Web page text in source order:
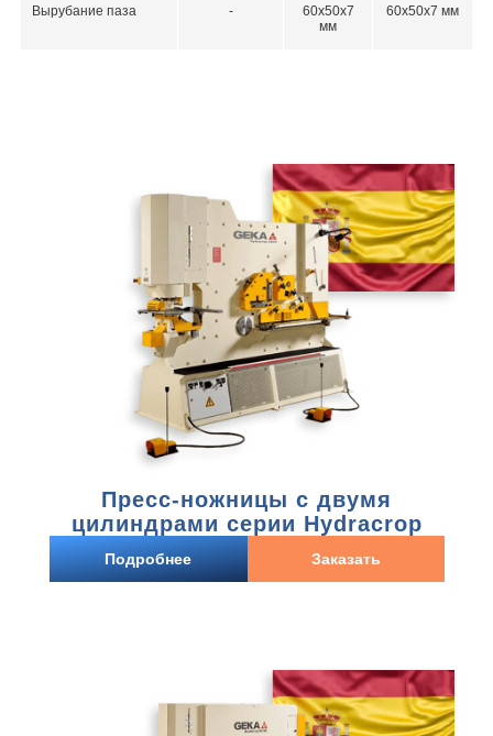
Вырубание паза -
60x50x7
мм
60x50x7 мм
Пресс-ножницы с двумя
цилиндрами серии Hydracrop
Подробнее Заказать